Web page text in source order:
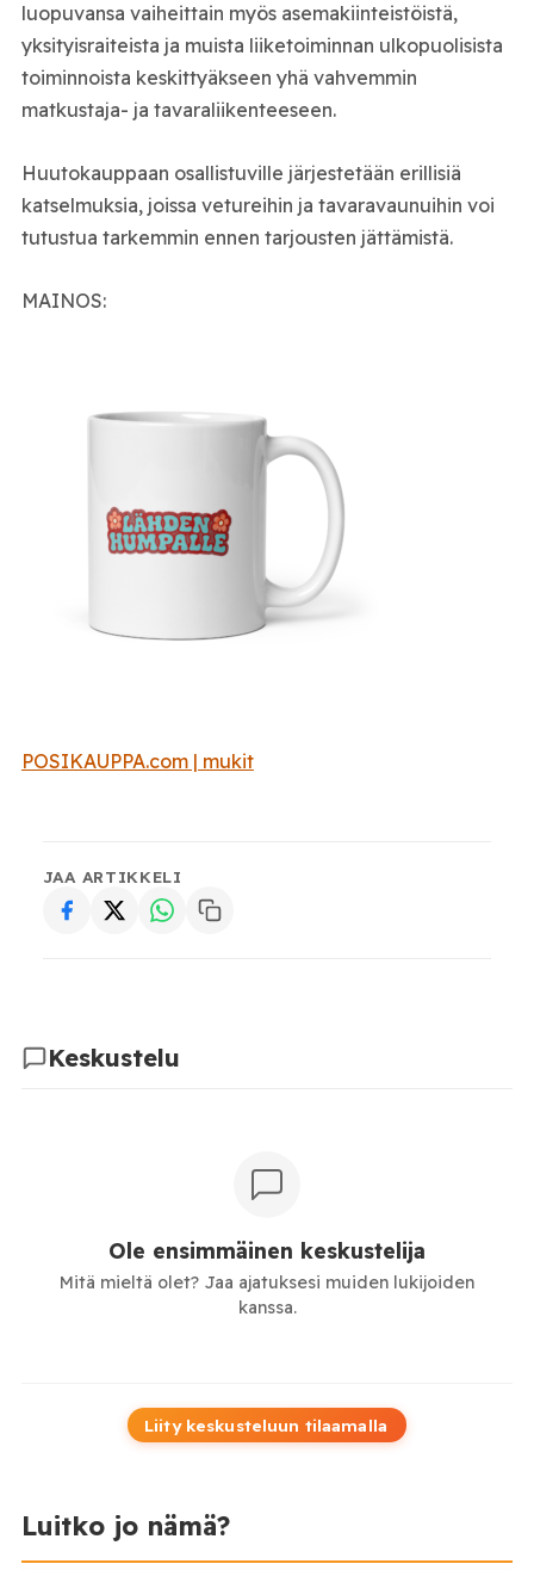
luopuvansa vaiheittain myös asemakiinteistöistä,
yksityisraiteista ja muista liiketoiminnan ulkopuolisista
toiminnoista keskittyäkseen yhä vahvemmin
matkustaja- ja tavaraliikenteeseen.
Huutokauppaan osallistuville järjestetään erillisiä
katselmuksia, joissa vetureihin ja tavaravaunuihin voi
tutustua tarkemmin ennen tarjousten jättämistä.
MAINOS:
POSIKAUPPA.com | mukit
JAA ARTIKKELI
Keskustelu
Ole ensimmäinen keskustelija
Mitä mieltä olet? Jaa ajatuksesi muiden lukijoiden
kanssa.
Liity keskusteluun tilaamalla
Luitko jo nämä?